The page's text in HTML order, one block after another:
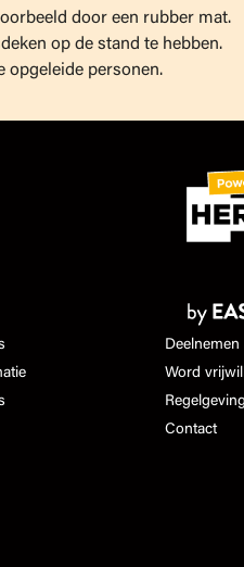
door een rubber mat.
op de stand te hebben.
opgeleide personen.
Word
Regelgeving
Contact